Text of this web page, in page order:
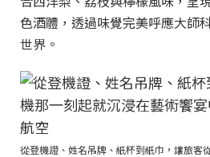
色酒體，透過味覺完美呼應大師
世界。
從登機證、姓名吊牌、紙杯到紙巾，讓旅客